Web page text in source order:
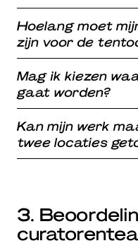
Hoelang moet
zijn voor de
Mag ik kiezen
gaat worden?
Kan mijn werk
twee locaties
3.